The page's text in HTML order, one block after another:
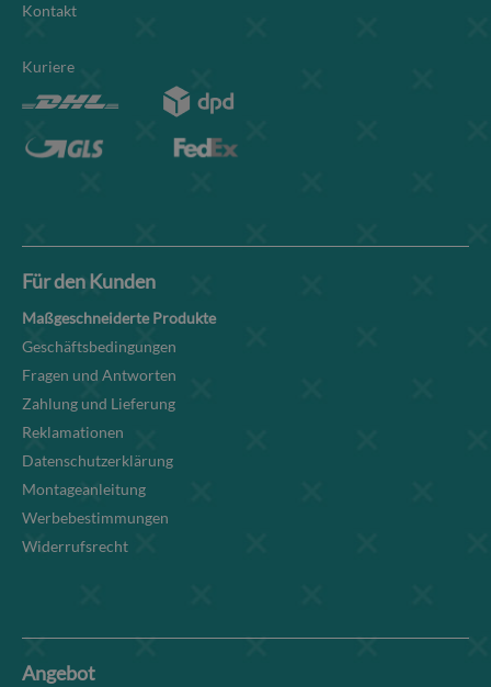
Kontakt
Kuriere
Für den Kunden
Maßgeschneiderte Produkte
Geschäftsbedingungen
Fragen und Antworten
Zahlung und Lieferung
Reklamationen
Datenschutzerklärung
Montageanleitung
Werbebestimmungen
Widerrufsrecht
Angebot